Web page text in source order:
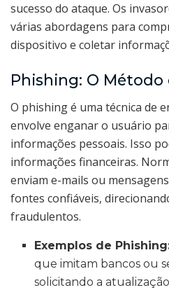
sucesso do ataque. Os
várias abordagens para
dispositivo e coletar
Phishing: O Método
O phishing é uma técnica de
envolve enganar o usuário
informações pessoais. Isso
informações financeiras.
enviam e-mails ou
fontes confiáveis,
fraudulentos.
Exemplos de
que imitam bancos ou
solicitando a